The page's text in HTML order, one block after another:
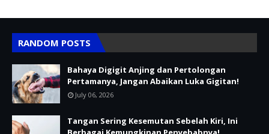
RANDOM POSTS
Bahaya Digigit Anjing dan Pertolongan
Pertamanya, Jangan Abaikan Luka Gigitan!
July 06, 2026
Tangan Sering Kesemutan Sebelah Kiri, Ini